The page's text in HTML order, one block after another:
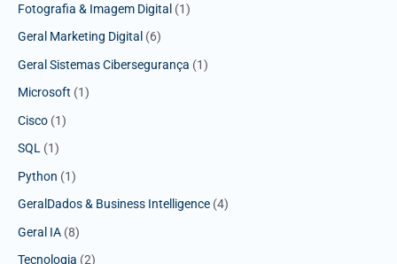
Fotografia & Imagem Digital (1)
Geral Marketing Digital (6)
Geral Sistemas Cibersegurança (1)
Microsoft (1)
Cisco (1)
SQL (1)
Python (1)
GeralDados & Business Intelligence (4)
Geral IA (8)
Tecnologia (2)